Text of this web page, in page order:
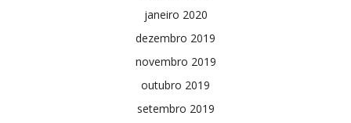
janeiro 2020
dezembro 2019
novembro 2019
outubro 2019
setembro 2019